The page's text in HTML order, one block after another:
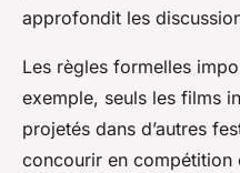
approfondit les
Les règles formelles
exemple, seuls les films
projetés dans d’autres
concourir en compétition